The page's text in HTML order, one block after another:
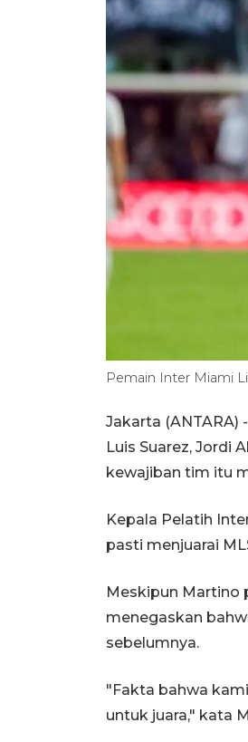
Pemain Inter Miami
Jakarta
Luis Suarez, Jordi
kewajiban tim itu
Kepala Pelatih
pasti menjuarai
Meskipun Martino
menegaskan
sebelumnya.
"Fakta bahwa
untuk juara," kata